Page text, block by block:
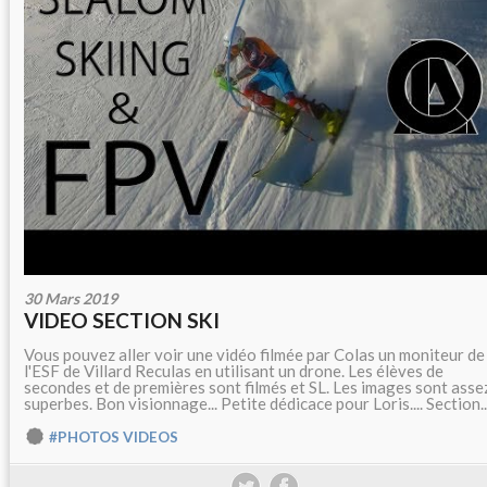
30 Mars 2019
VIDEO SECTION SKI
Vous pouvez aller voir une vidéo filmée par Colas un moniteur de
l'ESF de Villard Reculas en utilisant un drone. Les élèves de
secondes et de premières sont filmés et SL. Les images sont
superbes. Bon visionnage... Petite dédicace pour Loris....
#PHOTOS VIDEOS